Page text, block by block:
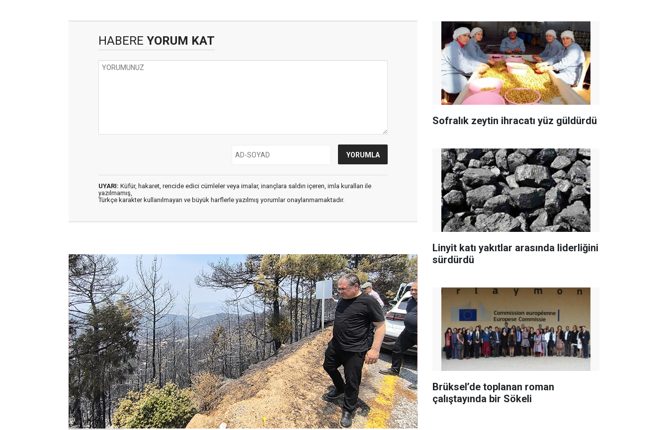
HABERE YORUM KAT
UYARI: Küfür, hakaret, rencide edici cümleler veya imalar, inançlara saldırı içeren, imla kuralları ile
yazılmamış,
Türkçe karakter kullanılmayan ve büyük harflerle yazılmış yorumlar onaylanmamaktadır.
Sofralık zeytin ihracatı yüz güldürdü
Linyit katı yakıtlar arasında liderliğini
sürdürdü
Brüksel’de toplanan roman
çalıştayında bir Sökeli